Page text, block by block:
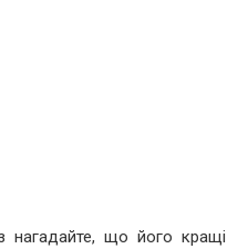
нагадайте, що його кращі